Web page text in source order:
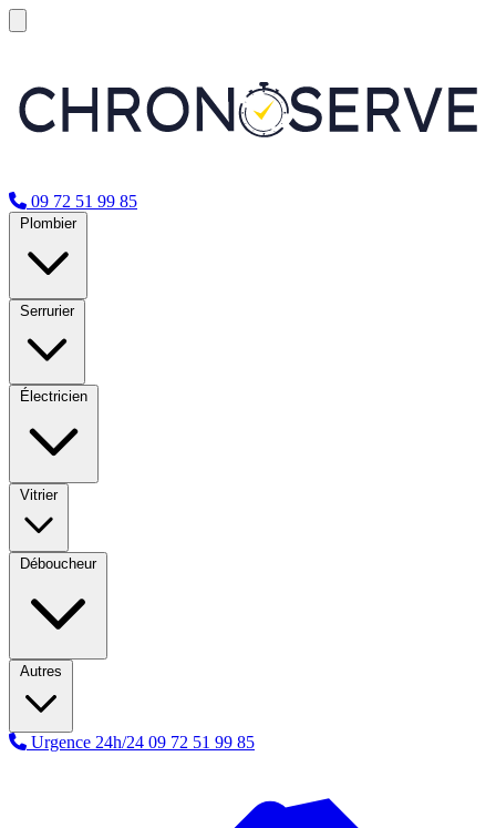
09 72 51 99 85
Plombier
Serrurier
Électricien
Vitrier
Déboucheur
Autres
Urgence 24h/24 09 72 51 99 85